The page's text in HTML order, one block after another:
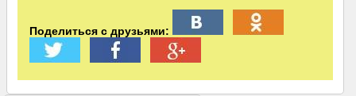
Поделиться с друзьями: